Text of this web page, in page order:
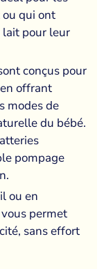
qui ont
lait pour leur
conçus pour
offrant
modes de
du bébé.
pompage
ou en
permet
sans effort